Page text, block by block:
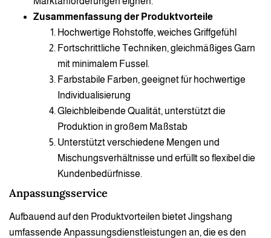
Zusammenfassung der Produktvorteile
Hochwertige Rohstoffe, weiches Griffgefühl
Fortschrittliche Techniken, gleichmäßiges Garn
mit minimalem Fussel.
Farbstabile Farben, geeignet für hochwertige
Individualisierung
Gleichbleibende Qualität, unterstützt die
Produktion in großem Maßstab
Unterstützt verschiedene Mengen und
Mischungsverhältnisse und erfüllt so flexibel die
Kundenbedürfnisse.
Anpassungsservice
Aufbauend auf den Produktvorteilen bietet Jingshang
umfassende Anpassungsdienstleistungen an, die es den